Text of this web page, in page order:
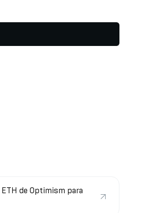
ETH de Optimism para